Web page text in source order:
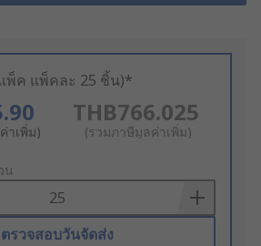
พ็ค แพ็คละ 25 ชิ้น)*
าเพิ่ม)
THB766.025
(รวมภาษีมูลค่าเพิ่ม)
น
ตรวจสอบวันจัดส่ง